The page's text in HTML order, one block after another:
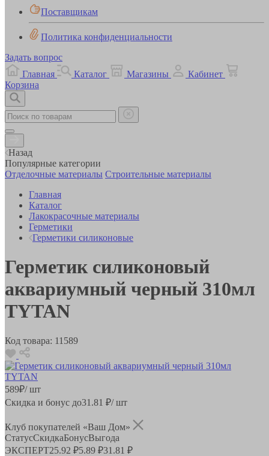
Поставщикам
Политика конфиденциальности
Задать вопрос
Главная
Каталог Магазины
Кабинет
Корзина
Назад
Популярные категории
Отделочные материалы Строительные материалы
Главная
Каталог
Лакокрасочные материалы
Герметики
Герметики силиконовые
Герметик силиконовый
аквариумный черный 310мл
TYTAN
Код товара: 11589
589₽/ шт
Скидка и бонус до31.81 ₽/ шт
Клуб покупателей «Ваш Дом»
СтатусСкидкаБонусВыгода
ЭКСПЕРТ25.92 ₽5.89 ₽31.81 ₽